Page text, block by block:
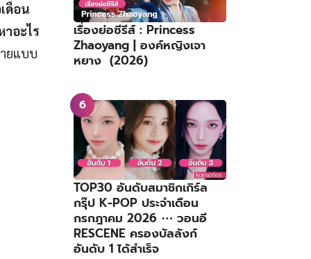
ดือน
อะไร
ยแบบ
เรื่องย่อซีรีส์ : Princess
Zhaoyang | องค์หญิงเจา
หยาง (2026)
TOP30 อันดับสมาชิกเกิร์ล
กรุ๊ป K-POP ประจำเดือน
กรกฎาคม 2026 ⋯ วอนอี
RESCENE ครองบัลลังก์
อันดับ 1 ได้สำเร็จ